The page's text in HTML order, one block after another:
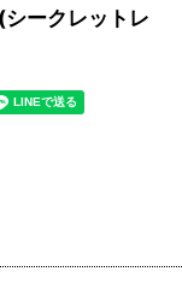
ークレットレ